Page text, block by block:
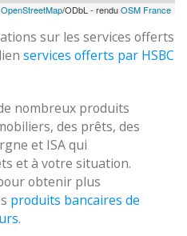
OpenStreetMap/ODbL - renduOSM France
sur les services offerts
services offerts par HSBC
nombreux produits
des prêts, des
et ISA qui
et à votre situation.
obtenir plus
produits bancaires de
.